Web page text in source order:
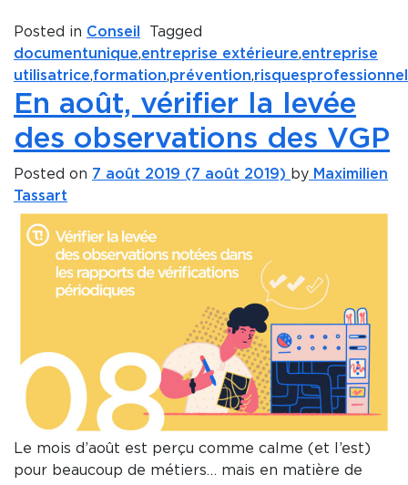
Posted in Conseil
Tagged
documentunique,entreprise extérieure,entreprise
utilisatrice,formation,prévention,
En août, vérifier la levée
des observations des VGP
Posted on 7 août 2019 (7 août 2019) by Maximilien
Tassart
Le mois d’août est perçu comme calme (et l’est)
pour beaucoup de métiers… mais en matière de